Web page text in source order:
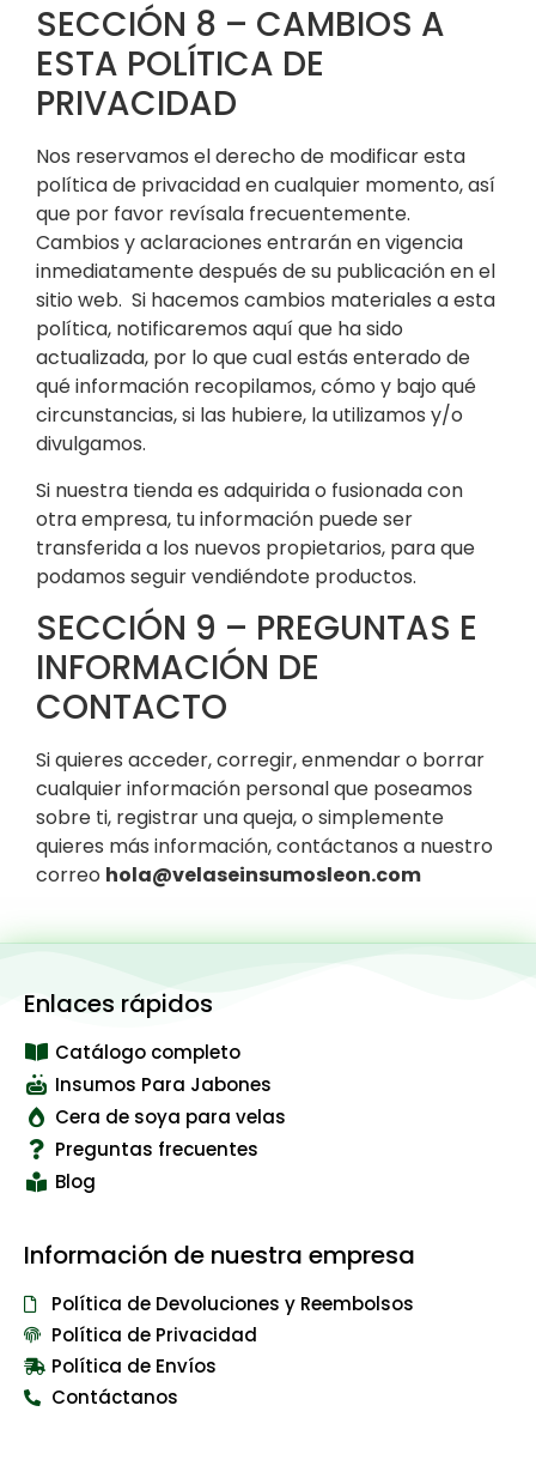
SECCIÓN 8 – CAMBIOS A
ESTA POLÍTICA DE
PRIVACIDAD
Nos reservamos el derecho de modificar esta
política de privacidad en cualquier momento, así
que por favor revísala frecuentemente.
Cambios y aclaraciones entrarán en vigencia
inmediatamente después de su publicación en el
sitio web. Si hacemos cambios materiales a esta
política, notificaremos aquí que ha sido
actualizada, por lo que cual estás enterado de
qué información recopilamos, cómo y bajo qué
circunstancias, si las hubiere, la utilizamos y/o
divulgamos.
Si nuestra tienda es adquirida o fusionada con
otra empresa, tu información puede ser
transferida a los nuevos propietarios, para que
podamos seguir vendiéndote productos.
SECCIÓN 9 – PREGUNTAS E
INFORMACIÓN DE
CONTACTO
Si quieres acceder, corregir, enmendar o borrar
cualquier información personal que poseamos
sobre ti, registrar una queja, o simplemente
quieres más información, contáctanos a nuestro
correo hola@velaseinsumosleon.com
Enlaces rápidos
Catálogo completo
Insumos Para Jabones
Cera de soya para velas
Preguntas frecuentes
Blog
Información de nuestra empresa
Política de Devoluciones y Reembolsos
Política de Privacidad
Política de Envíos
Contáctanos